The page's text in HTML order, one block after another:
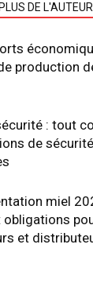
PLUS DE L'AUTEUR
production
: tout
de
miel
obligations
et